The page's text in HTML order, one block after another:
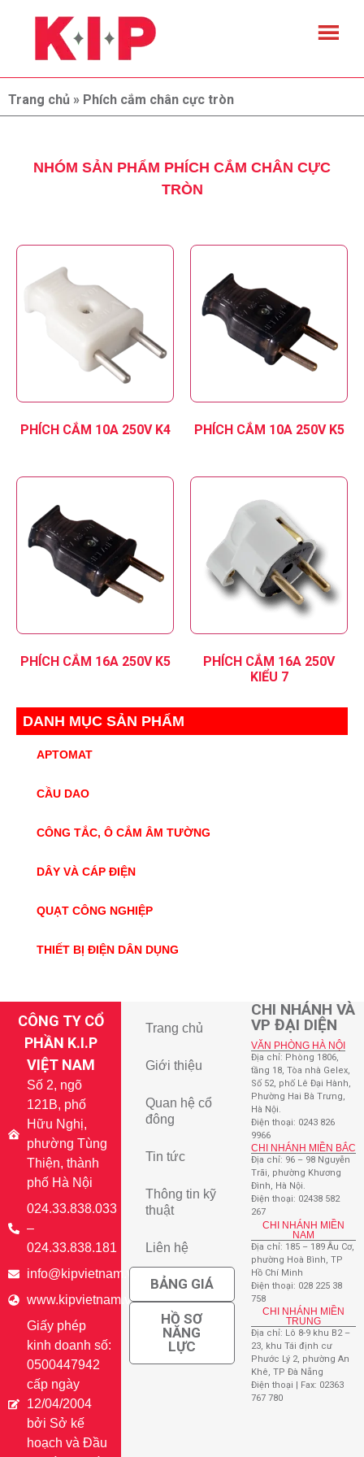
Trang chủ » Phích cắm chân cực tròn
NHÓM SẢN PHẨM PHÍCH CẮM CHÂN CỰC
TRÒN
DANH MỤC SẢN PHẨM
APTOMAT
CẦU DAO
CÔNG TẮC, Ô CẮM ÂM TƯỜNG
DÂY VÀ CÁP ĐIỆN
QUẠT CÔNG NGHIỆP
THIẾT BỊ ĐIỆN DÂN DỤNG
PHÍCH CẮM 10A 250V K4 PHÍCH CẮM 10A 250V K5
PHÍCH CẮM 16A 250V K5
PHÍCH CẮM 16A 250V
KIỂU 7
CÔNG TY CỔ
PHẦN K.I.P
VIỆT NAM
Số 2, ngõ
121B, phố
Hữu Nghị,
phường Tùng
Thiện, thành
phố Hà Nội
024.33.838.033
–
024.33.838.181
info@kipvietnam.vn
www.kipvietnam.vn
Giấy phép
kinh doanh số:
0500447942
cấp ngày
12/04/2004
bởi Sở kế
hoạch và Đầu
Trang chủ
Giới thiệu
Quan hệ cổ
đông
Tin tức
Thông tin kỹ
thuật
Liên hệ
BẢNG GIÁ
HỒ SƠ
NĂNG
LỰC
CHI NHÁNH VÀ
VP ĐẠI DIỆN
VĂN PHÒNG HÀ NỘI
Địa chỉ: Phòng 1806,
tầng 18, Tòa nhà Gelex,
Số 52, phố Lê Đại Hành,
Phường Hai Bà Trưng,
Hà Nội.
Điện thoại: 0243 826
9966
CHI NHÁNH MIỀN BẮC
Địa chỉ: 96 – 98 Nguyễn
Trãi, phường Khương
Đình, Hà Nội.
Điện thoại: 02438 582
267
CHI NHÁNH MIỀN
NAM
Địa chỉ: 185 – 189 Âu Cơ,
phường Hoà Bình, TP
Hồ Chí Minh
Điện thoại: 028 225 38
758
CHI NHÁNH MIỀN
TRUNG
Địa chỉ: Lô 8-9 khu B2 –
23, khu Tái định cư
Phước Lý 2, phường An
Khê, TP Đà Nẵng
Điện thoại | Fax: 02363
767 780